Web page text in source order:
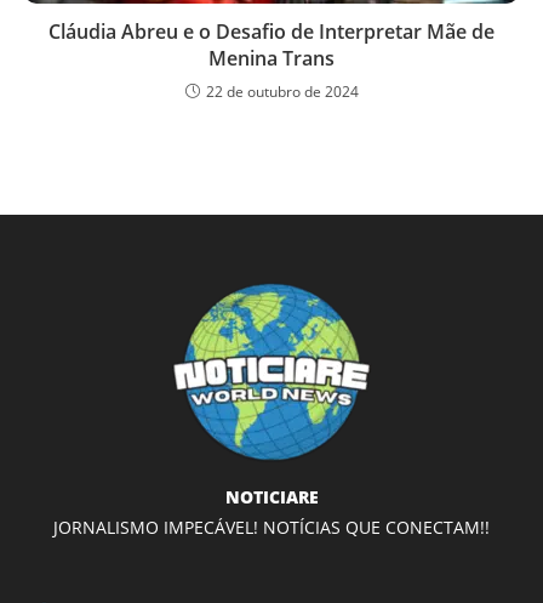
Cláudia Abreu e o Desafio de Interpretar Mãe de
Menina Trans
22 de outubro de 2024
NOTICIARE
JORNALISMO IMPECÁVEL! NOTÍCIAS QUE CONECTAM!!